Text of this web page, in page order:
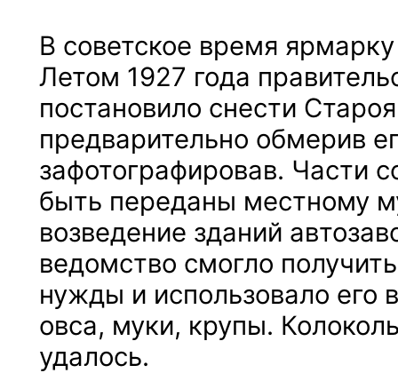
В советское время
Летом 1927 года
постановило снести
предварительно обмерив
зафотографировав. Части
быть переданы местному
возведение зданий
ведомство смогло
нужды и использовало его
овса, муки, крупы.
удалось.